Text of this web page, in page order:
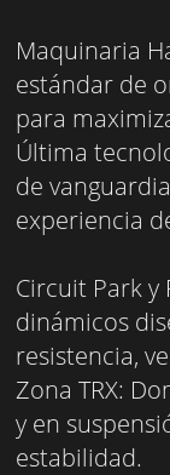
Maquinaria
estándar de
para
Última
de
experiencia
Circuit Park y
dinámicos
resistencia,
Zona TRX:
y en
estabilidad.